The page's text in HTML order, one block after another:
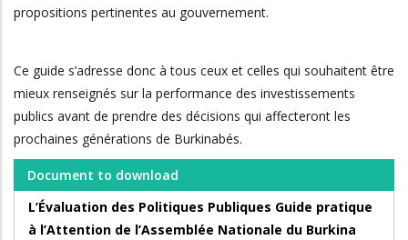
propositions pertinentes au gouvernement.
Ce guide s’adresse donc à tous ceux et celles qui souhaitent être
mieux renseignés sur la performance des investissements
publics avant de prendre des décisions qui affecteront les
prochaines générations de Burkinabés.
Document to download
L’Évaluation des Politiques Publiques Guide pratique
à l’Attention de l’Assemblée Nationale du Burkina